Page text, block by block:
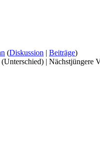
(Diskussion | Beiträge)
| Nächstjüngere